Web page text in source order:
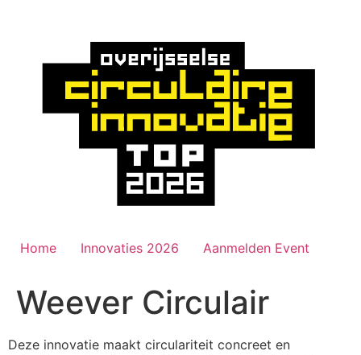
Home Innovaties 2026 Aanmelden Event
Weever Circulair
Deze innovatie maakt circulariteit concreet en